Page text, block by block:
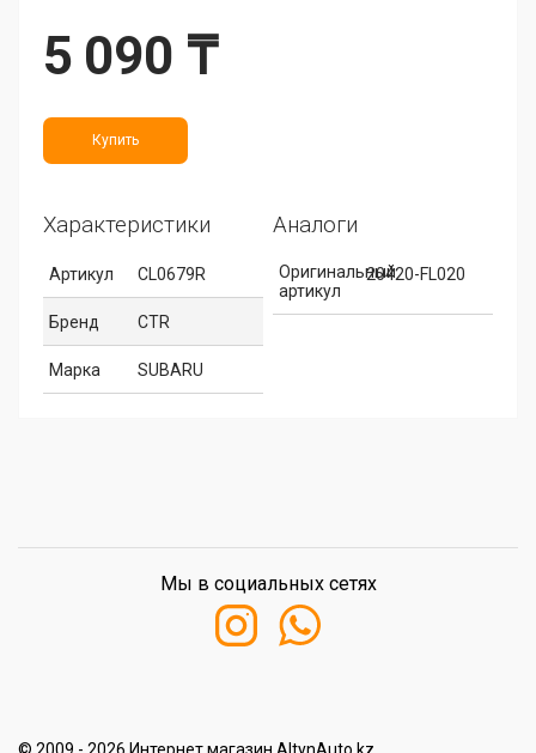
5 090 ₸
Купить
Характеристики
Артикул CL0679R
Бренд CTR
Марка SUBARU
Аналоги
Оригинальный
артикул
20420-FL020
Мы в социальных сетях